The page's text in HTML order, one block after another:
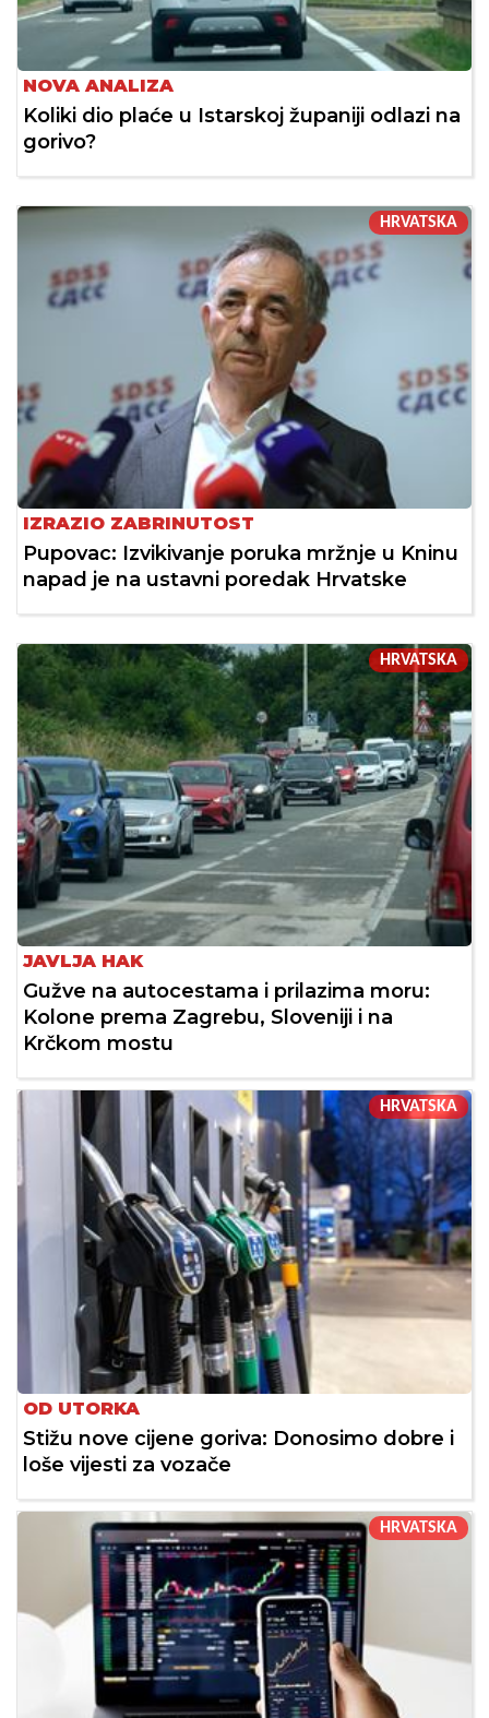
NOVA ANALIZA
Koliki dio plaće u Istarskoj županiji odlazi na
gorivo?
HRVATSKA
IZRAZIO ZABRINUTOST
Pupovac: Izvikivanje poruka mržnje u Kninu
napad je na ustavni poredak Hrvatske
HRVATSKA
JAVLJA HAK
Gužve na autocestama i prilazima moru:
Kolone prema Zagrebu, Sloveniji i na
Krčkom mostu
HRVATSKA
OD UTORKA
Stižu nove cijene goriva: Donosimo dobre i
loše vijesti za vozače
HRVATSKA